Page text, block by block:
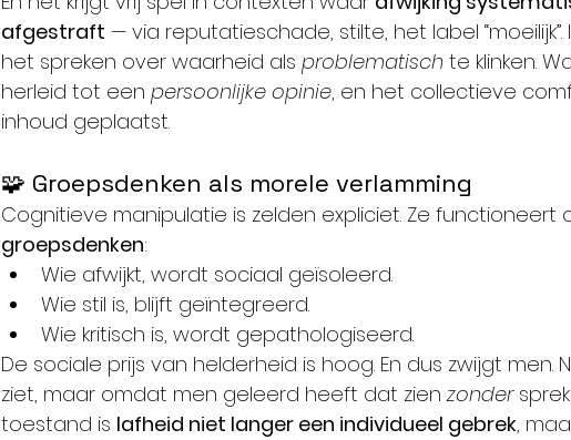
afgestraft — via reputatieschade, stilte, het label
het spreken over waarheid als problematisch te klinken.
herleid tot een persoonlijke opinie, en het collectieve
inhoud geplaatst.
🧩 Groepsdenken als morele verlamming
Cognitieve manipulatie is zelden expliciet. Ze functioneert
groepsdenken:
Wie afwijkt, wordt sociaal geïsoleerd.
Wie stil is, blijft geïntegreerd.
Wie kritisch is, wordt gepathologiseerd.
De sociale prijs van helderheid is hoog. En dus zwijgt
ziet, maar omdat men geleerd heeft dat zien zonder
toestand is lafheid niet langer een individueel gebrek,